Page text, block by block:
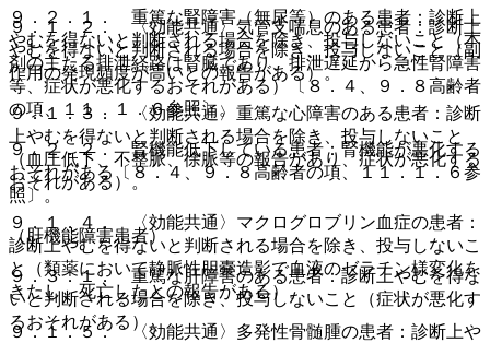
９．２．１． 重篤な腎障害（無尿等）のある患者：診断上
やむを得ないと判断される場合を除き、投与しないこと（本
剤の主たる排泄経路は腎臓であり、排泄遅延から急性腎障害
等、症状が悪化するおそれがある）〔８．４、９．８高齢者
の項、１１．１．６参照〕。
９．２．２． 腎機能低下している患者：腎機能が悪化する
おそれがある〔８．４、９．８高齢者の項、１１．１．６参
照〕。
（肝機能障害患者）
９．３．１． 重篤な肝障害のある患者：診断上やむを得な
いと判断される場合を除き、投与しないこと（症状が悪化す
るおそれがある）。
９．１．２． 〈効能共通〉気管支喘息のある患者：診断上
やむを得ないと判断される場合を除き、投与しないこと（副
作用の発現頻度が高いとの報告がある）。
９．１．３． 〈効能共通〉重篤な心障害のある患者：診断
上やむを得ないと判断される場合を除き、投与しないこと
（血圧低下、不整脈、徐脈等の報告があり、症状が悪化する
おそれがある）。
９．１．４． 〈効能共通〉マクログロブリン血症の患者：
診断上やむを得ないと判断される場合を除き、投与しないこ
と（類薬において静脈性胆嚢造影で血液のゼラチン様変化を
きたし、死亡したとの報告がある）。
９．１．５． 〈効能共通〉多発性骨髄腫の患者：診断上や